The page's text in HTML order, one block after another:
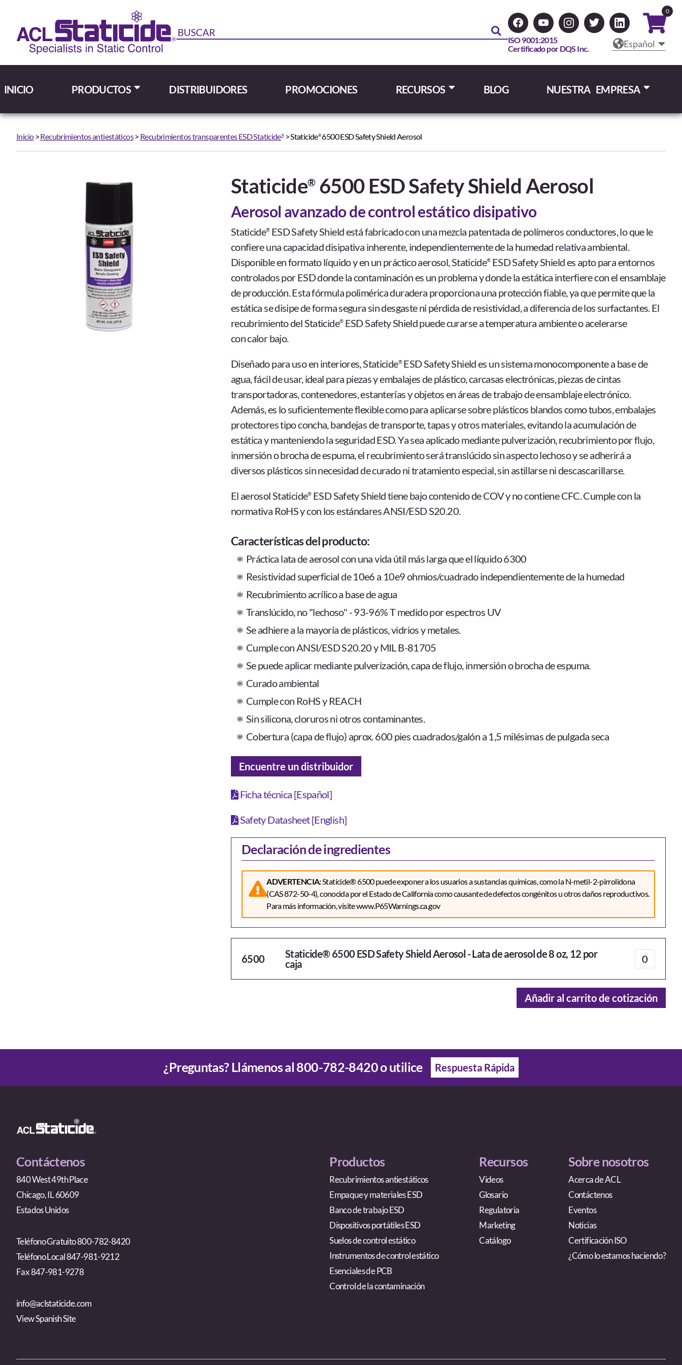
0
ISO 9001:2015
Certificado por DQS Inc.
Español
INICIO PRODUCTOS DISTRIBUIDORES PROMOCIONES RECURSOS BLOG NUESTRA EMPRESA
Inicio>Recubrimientos antiestáticos> Recubrimientos transparentes ESD Staticide®> Staticide®6500 ESD Safety Shield Aerosol
Staticide®6500 ESD Safety Shield Aerosol
Aerosol avanzado de control estático disipativo
Staticide®ESD Safety Shield está fabricado con una mezcla patentada de polímeros conductores, lo que le
confiere una capacidad disipativa inherente, independientemente de la humedad relativa ambiental.
Disponible en formato líquido y en un práctico aerosol, Staticide®ESD Safety Shield es apto para entornos
controlados por ESD donde la contaminación es un problema y donde la estática interfiere con el ensamblaje
de producción. Esta fórmula polimérica duradera proporciona una protección fiable, ya que permite que la
estática se disipe de forma segura sin desgaste ni pérdida de resistividad, a diferencia de los surfactantes. El
recubrimiento del Staticide®ESD Safety Shield puede curarse a temperatura ambiente o acelerarse
con calor bajo.
Diseñado para uso en interiores, Staticide®ESD Safety Shield es un sistema monocomponente a base de
agua, fácil de usar, ideal para piezas y embalajes de plástico, carcasas electrónicas, piezas de cintas
transportadoras, contenedores, estanterías y objetos en áreas de trabajo de ensamblaje electrónico.
Además, es lo suficientemente flexible como para aplicarse sobre plásticos blandos como tubos, embalajes
protectores tipo concha, bandejas de transporte, tapas y otros materiales, evitando la acumulación de
estática y manteniendo la seguridad ESD. Ya sea aplicado mediante pulverización, recubrimiento por flujo,
inmersión o brocha de espuma, el recubrimiento será translúcido sin aspecto lechoso y se adherirá a
diversos plásticos sin necesidad de curado ni tratamiento especial, sin astillarse ni descascarillarse.
El aerosol Staticide®ESD Safety Shield tiene bajo contenido de COV y no contiene CFC. Cumple con la
normativa RoHS y con los estándares ANSI/ESD S20.20.
Características del producto:
Práctica lata de aerosol con una vida útil más larga que el líquido 6300
Resistividad superficial de 10e6 a 10e9 ohmios/cuadrado independientemente de la humedad
Recubrimiento acrílico a base de agua
Translúcido, no "lechoso" - 93-96% T medido por espectros UV
Se adhiere a la mayoría de plásticos, vidrios y metales.
Cumple con ANSI/ESD S20.20 y MILB-81705
Se puede aplicar mediante pulverización, capa de flujo, inmersión o brocha de espuma.
Curado ambiental
Cumple con RoHS y REACH
Sin silicona, cloruros ni otros contaminantes.
Cobertura (capa de flujo) aprox. 600 pies cuadrados/galón a 1,5 milésimas de pulgada seca
Encuentre un distribuidor
Ficha técnica [Español]
Safety Datasheet [English]
Declaración de ingredientes
ADVERTENCIA:Staticide® 6500 puede exponer a los usuarios a sustancias químicas, como la N-metil-2-pirrolidona
(CAS 872-50-4), conocida por el Estado de California como causante de defectos congénitos u otros daños reproductivos.
Para más información, visite www.P65Warnings.ca.gov
6500
Staticide® 6500 ESD Safety Shield Aerosol - Lata de aerosol de 8 oz, 12 por
caja
Añadir al carrito de cotización
¿Preguntas? Llámenos al 800-782-8420o utilice Respuesta Rápida
Contáctenos
840 West 49th Place
Chicago, IL 60609
Estados Unidos
Teléfono Gratuito 800-782-8420
Teléfono Local 847-981-9212
Fax 847-981-9278
info@aclstaticide.com
View Spanish Site
Productos
Recubrimientos antiestáticos
Empaque y materiales ESD
Banco de trabajo ESD
Dispositivos portátiles ESD
Suelos de control estático
Instrumentos de control estático
Esenciales de PCB
Control de la contaminación
Recursos
Videos
Glosario
Regulatoria
Marketing
Catálogo
Sobre nosotros
Acerca de ACL
Contáctenos
Eventos
Noticias
Certificación ISO
¿Cómo lo estamos haciendo?